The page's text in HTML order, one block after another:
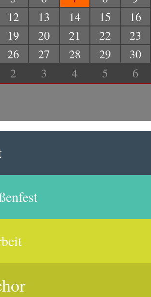
12 13 14 15
16
19 20 21 22
23
26 27 28 29
30
2 3 4 5 6